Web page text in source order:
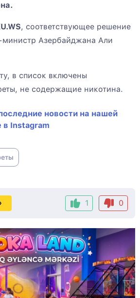
, соответствующее решение
министр Азербайджана Али
в список включены
не содержащие никотина.
новости на нашей
в Instagram
1 0